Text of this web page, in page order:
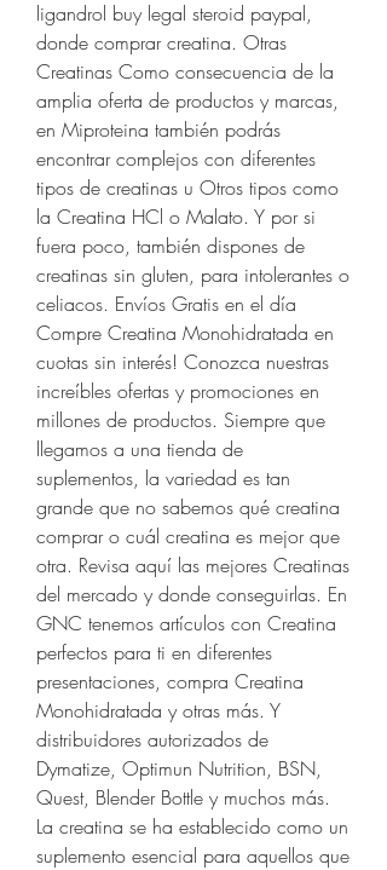
ligandrol buy legal steroid paypal,
donde comprar creatina. Otras
Creatinas Como consecuencia de la
amplia oferta de productos y marcas,
en Miproteina también podrás
encontrar complejos con diferentes
tipos de creatinas u Otros tipos como
la Creatina HCl o Malato. Y por si
fuera poco, también dispones de
creatinas sin gluten, para intolerantes o
celiacos. Envíos Gratis en el día
Compre Creatina Monohidratada en
cuotas sin interés! Conozca nuestras
increíbles ofertas y promociones en
millones de productos. Siempre que
llegamos a una tienda de
suplementos, la variedad es tan
grande que no sabemos qué creatina
comprar o cuál creatina es mejor que
otra. Revisa aquí las mejores Creatinas
del mercado y donde conseguirlas. En
GNC tenemos artículos con Creatina
perfectos para ti en diferentes
presentaciones, compra Creatina
Monohidratada y otras más. Y
distribuidores autorizados de
Dymatize, Optimun Nutrition, BSN,
Quest, Blender Bottle y muchos más.
La creatina se ha establecido como un
suplemento esencial para aquellos que